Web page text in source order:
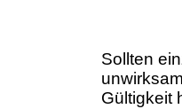
Sollten
Gültigkeit